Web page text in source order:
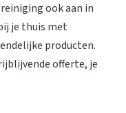
ook aan in
je thuis met
producten.
offerte, je